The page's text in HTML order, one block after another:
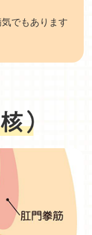
でもあります